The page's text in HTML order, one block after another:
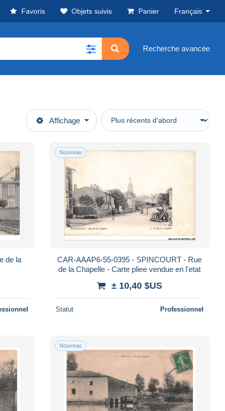
Favoris Objets suivis Panier Français
Recherche avancée
Affichage
de la
Nouveau
CAR-AAAP6-55-0395 - SPINCOURT - Rue
de la Chapelle - Carte pliee vendue en l'etat
± 10,40 $US
Statut Professionnel
Nouveau